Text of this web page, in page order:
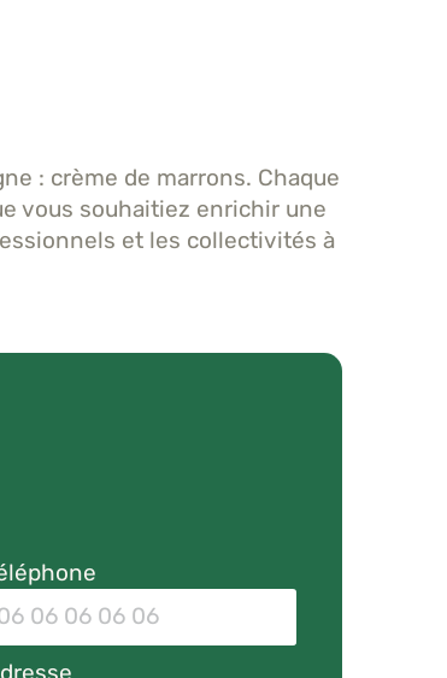
: crème de marrons. Chaque
vous souhaitiez enrichir une
et les collectivités à